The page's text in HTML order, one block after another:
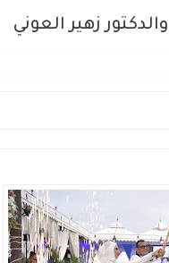
زهير العوني